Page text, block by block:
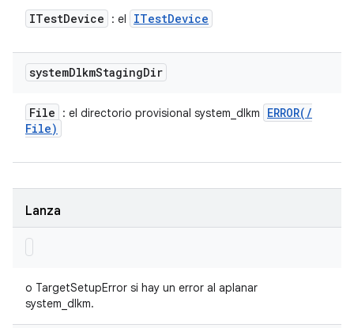
ITestDevice : el ITestDevice
systemDlkmStagingDir
File : el directorio provisional system_dlkm ERROR( /
File)
Lanza
o TargetSetupError si hay un error al aplanar
system_dlkm.